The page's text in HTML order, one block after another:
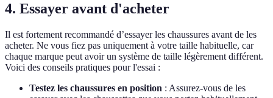
4. Essayer avant d'acheter
Il est fortement recommandé d’essayer les chaussures avant de les
acheter. Ne vous fiez pas uniquement à votre taille habituelle, car
chaque marque peut avoir un système de taille légèrement différent.
Voici des conseils pratiques pour l'essai :
Testez les chaussures en position : Assurez-vous de les